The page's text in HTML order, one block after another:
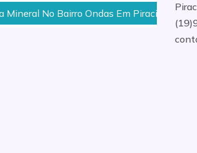
No Bairro Ondas Em Piracicaba